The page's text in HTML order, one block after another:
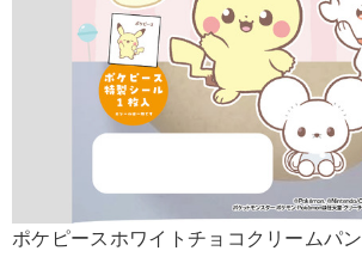
ポケピースホワイトチョコクリームパン